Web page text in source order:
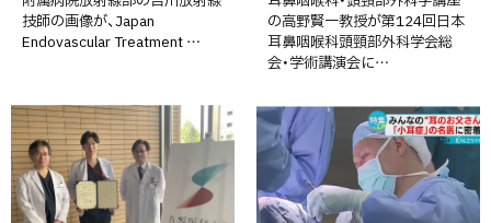
技師の画像が、Japan
Endovascular Treatment …
の高野賢一教授が第124回日本
耳鼻咽喉科頭頸部外科学会総
会・学術講演会に…